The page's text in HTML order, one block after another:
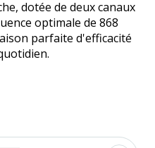
dotée de deux canaux
optimale de 868
parfaite d'efficacité